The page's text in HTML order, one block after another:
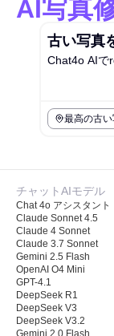
AI写真
古い写真
Chat4o AIで
最高の古い
チャットAIモデル
Chat 4o アシスタント
Claude Sonnet 4.5
Claude 4 Sonnet
Claude 3.7 Sonnet
Gemini 2.5 Flash
OpenAI O4 Mini
GPT-4.1
DeepSeek R1
DeepSeek V3
DeepSeek V3.2
Gemini 2.0 Flash